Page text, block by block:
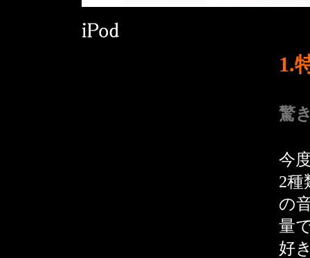
1.
驚
今
2種
の
量
好